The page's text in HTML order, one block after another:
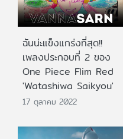
ฉันน่ะแข็งแกร่งที่สุด!!
เพลงประกอบที่ 2 ของ
One Piece Flim Red
'Watashiwa Saikyou'
17 ตุลาคม 2022